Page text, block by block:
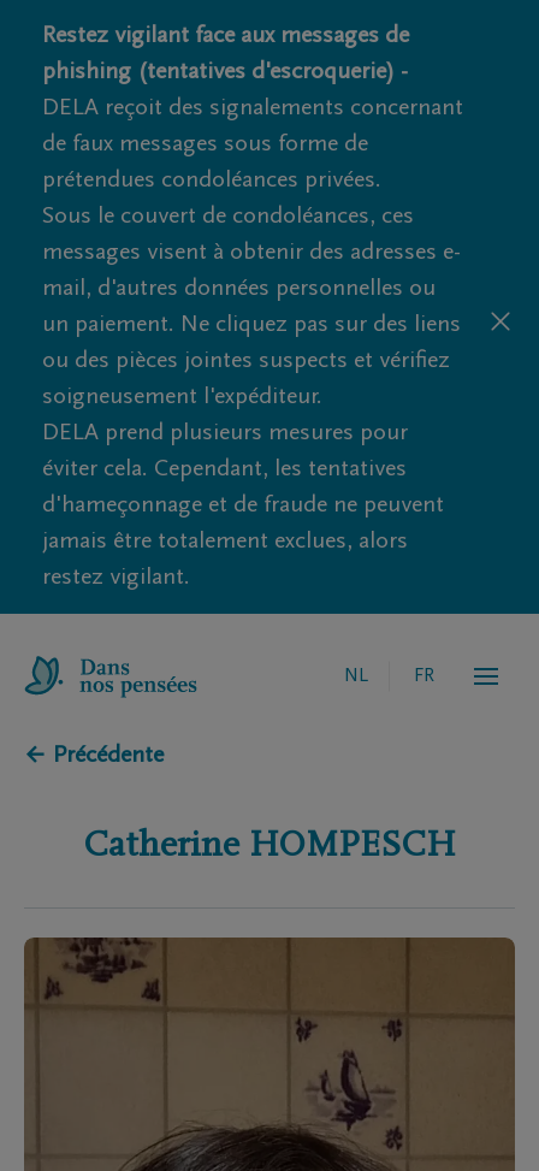
Restez vigilant face aux messages de
phishing (tentatives d'escroquerie) -
DELA reçoit des signalements concernant
de faux messages sous forme de
prétendues condoléances privées.
Sous le couvert de condoléances, ces
messages visent à obtenir des adresses e-
mail, d'autres données personnelles ou
un paiement. Ne cliquez pas sur des liens
ou des pièces jointes suspects et vérifiez
soigneusement l'expéditeur.
DELA prend plusieurs mesures pour
éviter cela. Cependant, les tentatives
d'hameçonnage et de fraude ne peuvent
jamais être totalement exclues, alors
restez vigilant.
NL FR
← Précédente
Catherine HOMPESCH